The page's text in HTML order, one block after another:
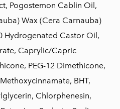
Pogostemon Cablin Oil,
Wax (Cera Carnauba)
Hydrogenated Castor Oil,
Caprylic/Capric
PEG-12 Dimethicone,
BHT,
Chlorphenesin,